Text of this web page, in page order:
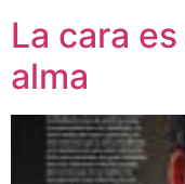
La cara
alma